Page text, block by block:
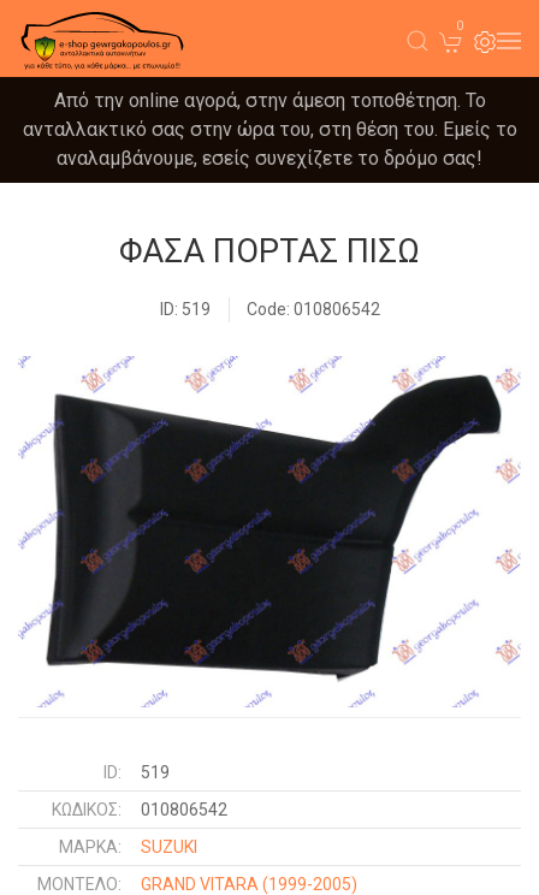
0
Από την online αγορά, στην άμεση τοποθέτηση. Το
ανταλλακτικό σας στην ώρα του, στη θέση του. Εμείς το
αναλαμβάνουμε, εσείς συνεχίζετε το δρόμο σας!
ΦΑΣΑ ΠΟΡΤΑΣ ΠΙΣΩ
ID: 519 Code: 010806542
ID:
519
ΚΩΔΙΚΌΣ:
010806542
ΜΑΡΚΑ:
SUZUKI
ΜΟΝΤΕΛΟ:
GRAND VITARA (1999-2005)